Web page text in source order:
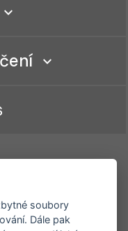
soubory
Dále pak